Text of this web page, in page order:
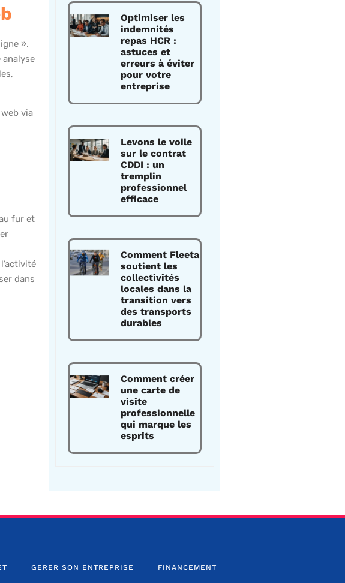
».
analyse
via
fur et
dans
Optimiser les
indemnités
repas HCR :
astuces et
erreurs à éviter
pour votre
entreprise
Levons le voile
sur le contrat
CDDI : un
tremplin
professionnel
efficace
Comment Fleeta
soutient les
collectivités
locales dans la
transition vers
des transports
durables
Comment créer
une carte de
visite
professionnelle
qui marque les
esprits
GERER SON ENTREPRISE FINANCEMENT